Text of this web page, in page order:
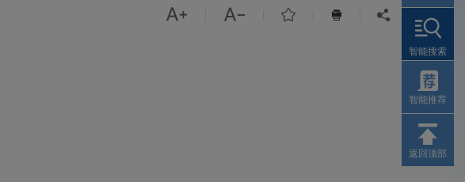
    
智能搜索
智能推荐
返回顶部